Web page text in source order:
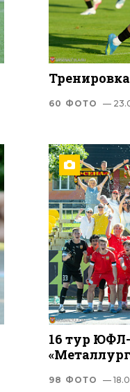
60 ФОТО —
16 тур
98 ФОТО —